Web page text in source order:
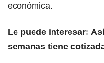
económica.
Le puede interesar:
semanas tiene